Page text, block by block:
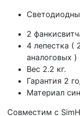
2
4 лепестка (
аналоговых )
Вес 2.2 кг.
Гарантия 2
Материал
Совместим с